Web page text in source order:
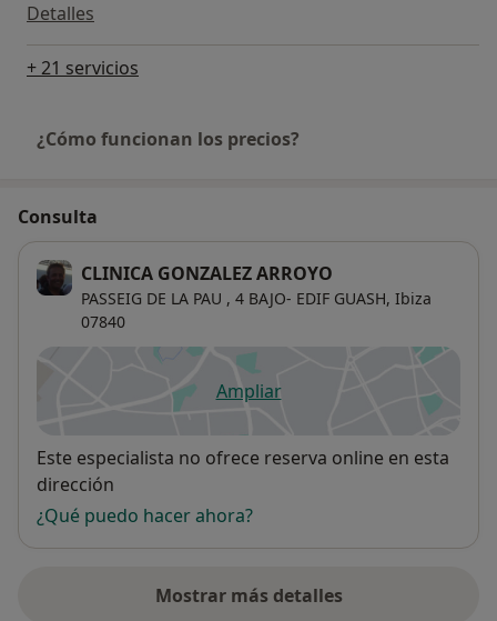
Detalles
+ 21 servicios
¿Cómo funcionan los precios?
Consulta
CLINICA GONZALEZ ARROYO
PASSEIG DE LA PAU , 4 BAJO- EDIF GUASH, Ibiza
07840
Ampliarse abre en una nueva
Disponibilidad
Este especialista no ofrece reserva online en esta
dirección
¿Qué puedo hacer ahora?
Mostrar más detalles
sobre la dirección